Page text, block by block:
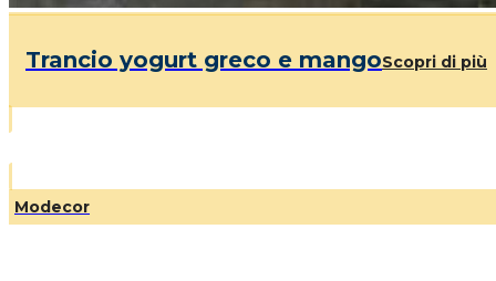
Trancio yogurt greco e mangoScopri di più
Modecor